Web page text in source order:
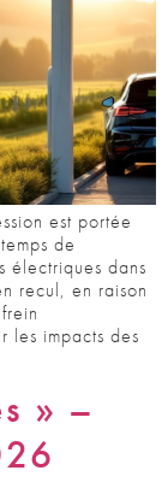
est portée
de
électriques dans
recul, en raison
les impacts des
» –